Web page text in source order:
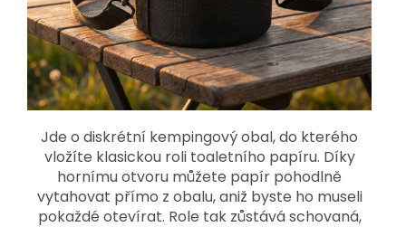
Jde o diskrétní kempingový obal, do kterého
vložíte klasickou roli toaletního papíru. Díky
hornímu otvoru můžete papír pohodlně
vytahovat přímo z obalu, aniž byste ho museli
pokaždé otevírat. Role tak zůstává schovaná,